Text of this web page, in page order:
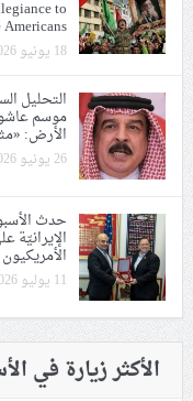
to
18 يونيو 2026
موسم
الأرض:
26 يونيو 2026
11 يوليو 2026
الأكثر زيارة في